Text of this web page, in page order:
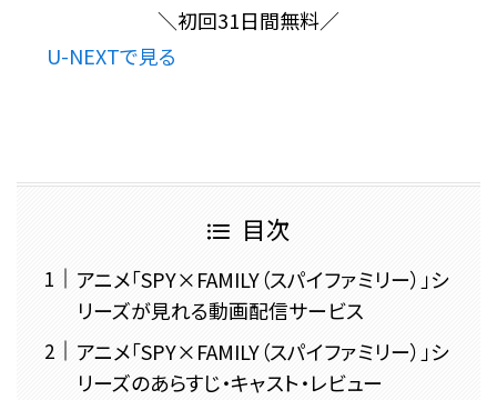
＼初回31日間無料／
U-NEXTで見る
目次
アニメ「SPY×FAMILY（スパイファミリー）」シ
リーズが見れる動画配信サービス
アニメ「SPY×FAMILY（スパイファミリー）」シ
リーズのあらすじ・キャスト・レビュー